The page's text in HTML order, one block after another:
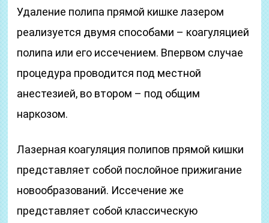
Удаление полипа прямой кишке лазером
реализуется двумя способами – коагуляцией
полипа или его иссечением. Впервом случае
процедура проводится под местной
анестезией, во втором – под общим
наркозом.
Лазерная коагуляция полипов прямой кишки
представляет собой послойное прижигание
новообразований. Иссечение же
представляет собой классическую